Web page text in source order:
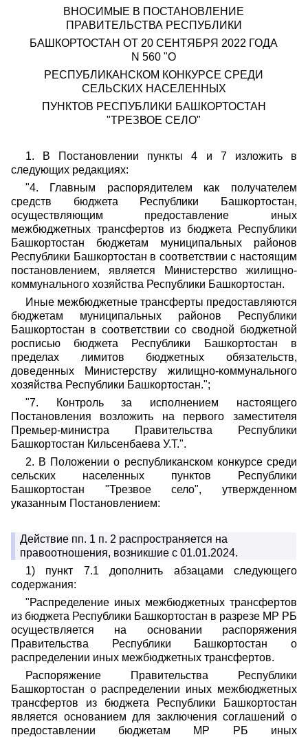
ВНОСИМЫЕ В ПОСТАНОВЛЕНИЕ
ПРАВИТЕЛЬСТВА РЕСПУБЛИКИ
БАШКОРТОСТАН ОТ 20 СЕНТЯБРЯ 2022 ГОДА
N 560 "О
РЕСПУБЛИКАНСКОМ КОНКУРСЕ СРЕДИ
СЕЛЬСКИХ НАСЕЛЕННЫХ
ПУНКТОВ РЕСПУБЛИКИ БАШКОРТОСТАН
"ТРЕЗВОЕ СЕЛО"
1. В Постановлении пункты 4 и 7 изложить в
следующих редакциях:
"4. Главным распорядителем как получателем
средств бюджета Республики Башкортостан,
осуществляющим предоставление иных
межбюджетных трансфертов из бюджета Республики
Башкортостан бюджетам муниципальных районов
Республики Башкортостан в соответствии с настоящим
постановлением, является Министерство жилищно-
коммунального хозяйства Республики Башкортостан.
Иные межбюджетные трансферты предоставляются
бюджетам муниципальных районов Республики
Башкортостан в соответствии со сводной бюджетной
росписью бюджета Республики Башкортостан в
пределах лимитов бюджетных обязательств,
доведенных Министерству жилищно-коммунального
хозяйства Республики Башкортостан.";
"7. Контроль за исполнением настоящего
Постановления возложить на первого заместителя
Премьер-министра Правительства Республики
Башкортостан Кильсенбаева У.Т.".
2. В Положении о республиканском конкурсе среди
сельских населенных пунктов Республики
Башкортостан "Трезвое село", утвержденном
указанным Постановлением:
Действие пп. 1 п. 2 распространяется на
правоотношения, возникшие с 01.01.2024.
1) пункт 7.1 дополнить абзацами следующего
содержания:
"Распределение иных межбюджетных трансфертов
из бюджета Республики Башкортостан в разрезе МР РБ
осуществляется на основании распоряжения
Правительства Республики Башкортостан о
распределении иных межбюджетных трансфертов.
Распоряжение Правительства Республики
Башкортостан о распределении иных межбюджетных
трансфертов из бюджета Республики Башкортостан
является основанием для заключения соглашений о
предоставлении бюджетам МР РБ иных